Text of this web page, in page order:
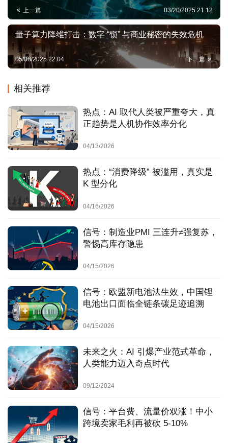
利
器
破
局
策
思
时
势
要
览
决
务
源投入浮夸的“概念验证”，而是埋头于底层技术：优化
一个渲染算法，攻克一个光学模组，为一个工业场景打
磨数字孪生模型。此时，喧嚣是专注者最好的掩护。
对投资者而言，则需彻底抗拒FOMO（错失恐惧症），
对估值脱离地心引力的项目说“不”。最大的风险不是在
狂热中错过，而是在狂热中买错。
在沉淀期（2023年及以后），战略是“识别”与“捕获”。
此时，是以理性价格布局核心资产的时机：那些拥有硬
核技术但被市场低估的团队，那些在垂直领域已产生真
实现金流的应用。
行业从业者的选择也变得清晰：远离“元宇宙概念经理”
“产业解决方案专家”等依赖于扎实技能、与真实世界需
求相连的岗位。
乘势的智慧，在于众人贪婪时我恐惧，众人恐惧时我贪婪。
第三部分：复道·周期之鉴
一场颠覆性的技术革命，都必然伴随一场同等量级的叙事泡
沫。这是技术成熟度曲线与人性预期之间永恒的博弈。
我们从中学到的，不是下一个“风口”在哪里，而是一套可复
用的认知心法：
信号识别：当一项技术讨论从专业圈层突然爆炸为全民
话题，且其声量远超实际落地进展时，必须高度警惕。
本质评估：剥开所有华丽的故事外壳，持续追问三个问
题：核心技术瓶颈突破了吗？真实用户为此付费了吗？
它提升了效率还是只创造了幻觉？
上一篇 03/20/2025 21:12
量子算力降维打击：数字 “锁” 与商业秘密的失效危机
下一篇
05/08/2025 22:04
相关推荐
热点：AI 取代人类被严重夸大，真
正趋势是人机协作效率分化
04/13/2026
热点：“消费降级” 被滥用，真实是
K 型分化
04/16/2026
信号：制造业PMI 三连升≠强复苏，
警惕高库存隐患
04/15/2026
信号：欧盟新电池法生效，中国锂
电池出口面临全链条碳足迹追溯
04/15/2026
未来之火：AI 引爆产业范式革命，
人类能力迈入奇点时代
09/12/2024
信号：平台费、流量价双涨！中小
跨境卖家毛利再被砍 5-10%